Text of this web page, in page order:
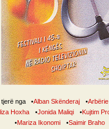
nga •Alban Skënderaj •
Hoxha •Jonida Maliqi •Kujtim
•Mariza Ikonomi •Saimir Braho